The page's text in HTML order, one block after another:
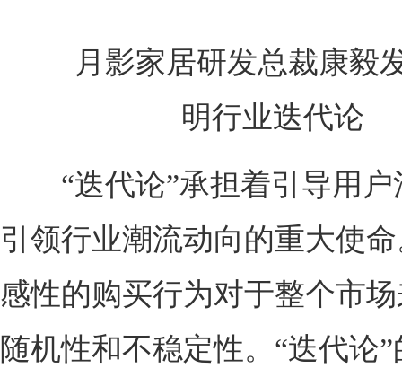
月影家居研发总裁康毅
明行业迭代论
“迭代论”承担着引导用户
引领行业潮流动向的重大使
感性的购买行为对于整个市
随机性和不稳定性。“迭代论